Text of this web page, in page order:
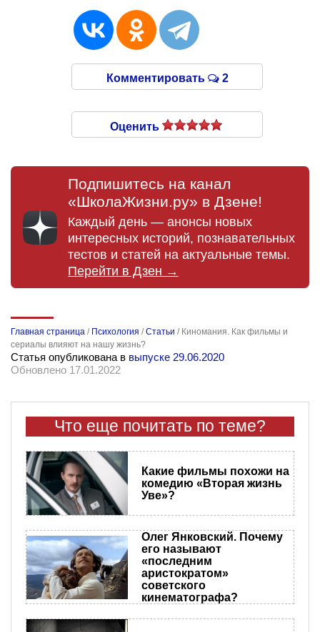
Комментировать 2
Оценить
Подпишитесь на канал
«ШколаЖизни.ру» в Дзене!
Каждый день — анонсы новых
интересных историй, познавательных
тестов и статей на актуальные темы.
Перейти в Дзен →
Главная страница / Психология /Статьи / Киномания. Как фильмы и
сериалы влияют на нашу жизнь?
Статья опубликована в выпуске 29.06.2020
Обновлено 17.01.2022
Что еще почитать по теме?
Какие фильмы похожи на
комедию «Вторая жизнь
Уве»?
Олег Янковский. Почему
его называют
«последним
аристократом»
советского
кинематографа?